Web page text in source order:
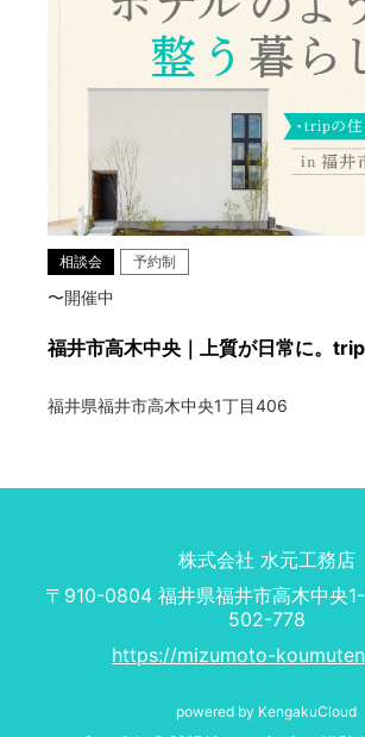
相談会 予約制
〜開催中
福井市高木中央｜上質が日常に。
福井県福井市高木中央1丁目406
株式会社 水元工務店
〒910-0804 福井県福井市高木中央
502-778
https://mizumoto-
powered by KengakuCloud